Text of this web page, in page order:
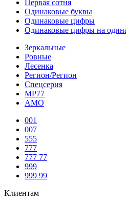
Первая сотня
Одинаковые буквы
Одинаковые цифры
Одинаковые цифры на
Зеркальные
Ровные
Лесенка
Регион/Регион
Спецсерия
МР77
АМО
001
007
555
777
777 77
999
999 99
Клиентам